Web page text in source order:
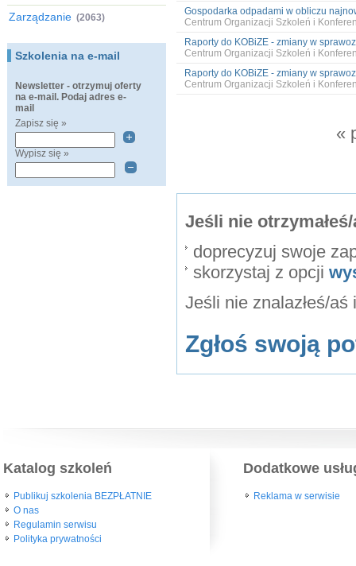
Zarządzanie (2063)
Szkolenia na e-mail
Newsletter - otrzymuj oferty
na e-mail. Podaj adres e-
mail
Zapisz się »
Wypisz się »
Gospodarka odpadami w obliczu
Centrum Organizacji Szkoleń i
Raporty do KOBiZE - zmiany w
Centrum Organizacji Szkoleń i
Raporty do KOBiZE - zmiany w
Centrum Organizacji Szkoleń i
«
Jeśli nie
doprecyzuj swoje
skorzystaj z opcji
Jeśli nie znalazłeś/
Zgłoś swoją
Katalog szkoleń
Publikuj szkolenia BEZPŁATNIE
O nas
Regulamin serwisu
Polityka prywatności
Dodatkowe
Reklama w serwisie